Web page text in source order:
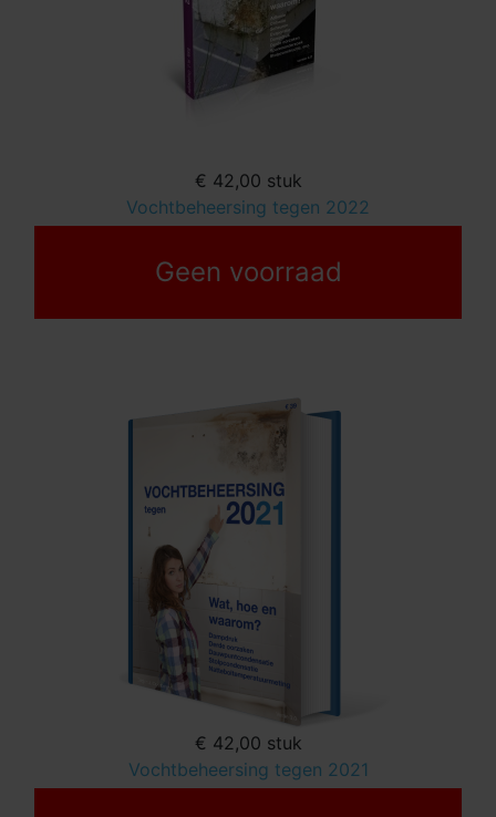
€ 42,00 stuk
Vochtbeheersing tegen 2022
Geen voorraad
€ 42,00 stuk
Vochtbeheersing tegen 2021